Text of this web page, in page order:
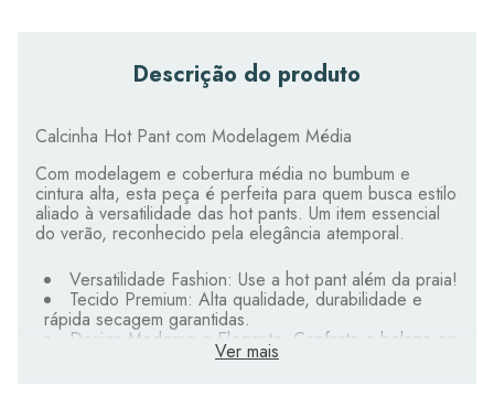
Descrição do produto
Calcinha Hot Pant com Modelagem Média
Com modelagem e cobertura média no bumbum e
cintura alta, esta peça é perfeita para quem busca estilo
aliado à versatilidade das hot pants. Um item essencial
do verão, reconhecido pela elegância atemporal.
Versatilidade Fashion: Use a hot pant além da praia!
Tecido Premium: Alta qualidade, durabilidade e
rápida secagem garantidas.
Design Moderno e Elegante: Conforto e beleza em
Ver mais